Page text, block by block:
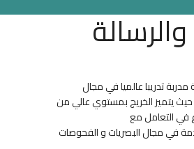
تدريبا عالميا في مجال
يتميز الخريج بمستوي عالي من
في التعامل مع
في مجال البصريات و الفحوصات